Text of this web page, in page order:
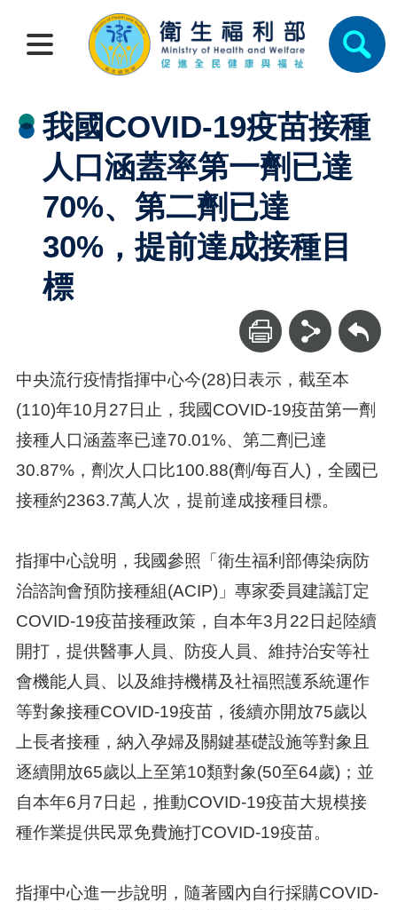
我國COVID-19疫苗接種
人口涵蓋率第一劑已達
70%、第二劑已達
30%，提前達成接種目
標
回上一頁
中央流行疫情指揮中心今(28)日表示，截至本
(110)年10月27日止，我國COVID-19疫苗第一劑
接種人口涵蓋率已達70.01%、第二劑已達
30.87%，劑次人口比100.88(劑/每百人)，全國已
接種約2363.7萬人次，提前達成接種目標。
指揮中心說明，我國參照「衛生福利部傳染病防
治諮詢會預防接種組(ACIP)」專家委員建議訂定
COVID-19疫苗接種政策，自本年3月22日起陸續
開打，提供醫事人員、防疫人員、維持治安等社
會機能人員、以及維持機構及社福照護系統運作
等對象接種COVID-19疫苗，後續亦開放75歲以
上長者接種，納入孕婦及關鍵基礎設施等對象且
逐續開放65歲以上至第10類對象(50至64歲)；並
自本年6月7日起，推動COVID-19疫苗大規模接
種作業提供民眾免費施打COVID-19疫苗。
指揮中心進一步說明，隨著國內自行採購COVID-